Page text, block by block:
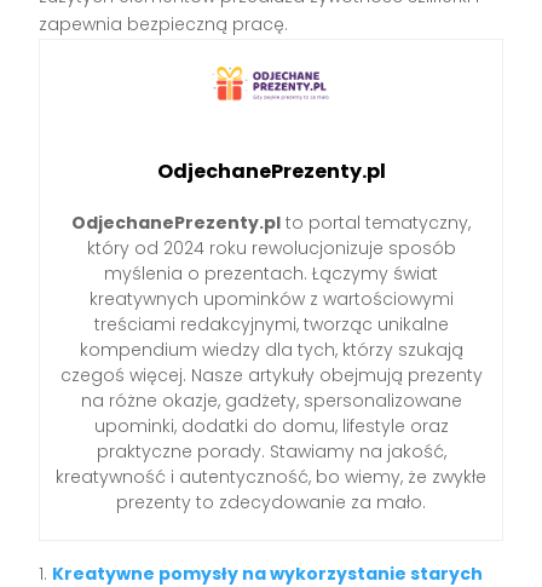
zapewnia bezpieczną pracę.
OdjechanePrezenty.pl
OdjechanePrezenty.pl to portal tematyczny,
który od 2024 roku rewolucjonizuje sposób
myślenia o prezentach. Łączymy świat
kreatywnych upominków z wartościowymi
treściami redakcyjnymi, tworząc unikalne
kompendium wiedzy dla tych, którzy szukają
czegoś więcej. Nasze artykuły obejmują prezenty
na różne okazje, gadżety, spersonalizowane
upominki, dodatki do domu, lifestyle oraz
praktyczne porady. Stawiamy na jakość,
kreatywność i autentyczność, bo wiemy, że zwykłe
prezenty to zdecydowanie za mało.
Kreatywne pomysły na wykorzystanie starych